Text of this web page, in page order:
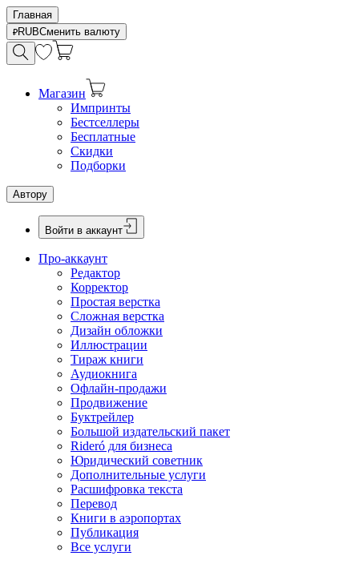
Главная
RUBСменить валюту
Магазин
Импринты
Бестселлеры
Бесплатные
Скидки
Подборки
Автору
Войти в аккаунт
Про-аккаунт
Редактор
Корректор
Простая верстка
Сложная верстка
Дизайн обложки
Иллюстрации
Тираж книги
Аудиокнига
Офлайн-продажи
Продвижение
Буктрейлер
Большой издательский пакет
Rideró для бизнеса
Юридический советник
Дополнительные услуги
Расшифровка текста
Перевод
Книги в аэропортах
Публикация
Все услуги